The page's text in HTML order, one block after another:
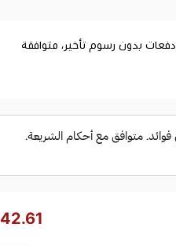
دفعات بدون رسوم تأخير، متوافقة
42.61